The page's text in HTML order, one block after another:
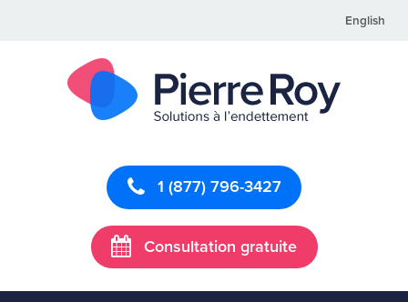
English
1 (877) 796-3427
Consultation gratuite